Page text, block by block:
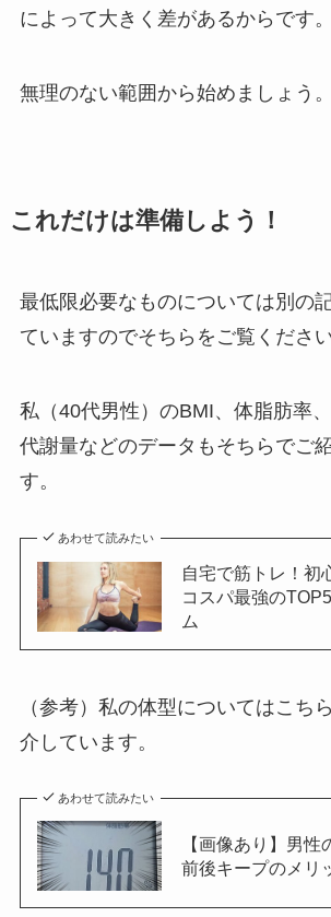
によって大きく差があるからです。
無理のない範囲から始めましょう。
これだけは準備しよう！
最低限必要なものについては別の
ていますのでそちらをご覧ください
私（40代男性）のBMI、体脂肪率
代謝量などのデータもそちらでご
す。
あわせて読みたい
自宅で筋トレ！初
コスパ最強の
ム
（参考）私の体型についてはこち
介しています。
あわせて読みたい
【画像あり】男性
前後キープのメリ